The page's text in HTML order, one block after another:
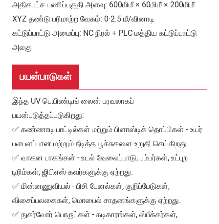
அதிகபட்ச பணிப்பகுதி அளவு: 600மிமீ × 60மிமீ × 200மிமீ
XYZ தண்டு பரிமாற்ற வேகம்: 0-2.5 மீ/வினாடி
கட்டுப்பாட்டு அமைப்பு: NC நிரல் + PLC மத்திய கட்டுப்பாட்டு
அலகு
பயன்பாடுகள்
இந்த UV பெயிண்டிங் லைன் பரவலாகப்
பயன்படுத்தப்படுகிறது:
✅ கண்ணாடி பாட்டில்கள் மற்றும் பிளாஸ்டிக் தொப்பிகள் - உயர்
பளபளப்பான மற்றும் நீடித்த பூச்சுகளை உறுதி செய்கிறது.
✅ வாகன பாகங்கள் - உடல் வேலைப்பாடு, பம்பர்கள், உட்புற
டிரிம்கள், ஜிபிஎஸ் கவர்களுக்கு ஏற்றது.
✅ மின்னணுவியல் - பிசி பேனல்கள், குறிப்பேடுகள்,
விசைப்பலகைகள், மொபைல் சாதனங்களுக்கு ஏற்றது.
✅ நுகர்வோர் பொருட்கள் - கடிகாரங்கள், ஸ்பீக்கர்கள்,